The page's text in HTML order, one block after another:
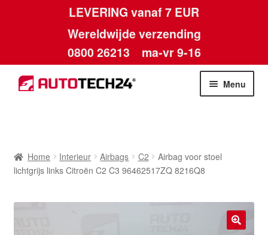
LEVERING vanaf 7 EUR
Wereldwijde verzending
0800 26213 ma-vr 9-16
Skip
to
Skip
to
Menu
Home Interieur Airbags C2
Airbag voor stoel
lichtgrijs links Citroën C2 C3 96462517ZQ 8216Q8